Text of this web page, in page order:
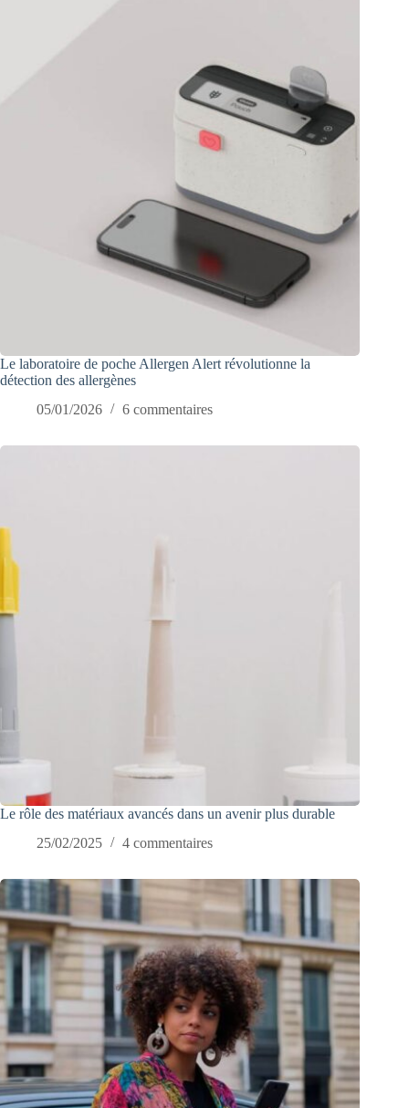
Le laboratoire de poche Allergen Alert révolutionne la
détection des allergènes
05/01/2026
6 commentaires
Le rôle des matériaux avancés dans un avenir plus durable
25/02/2025
4 commentaires